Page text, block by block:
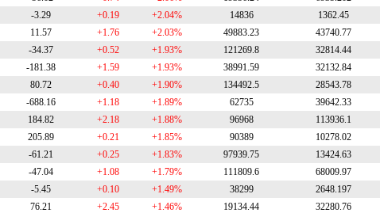
-3.29 +0.19 +2.04% 14836 1362.45
11.57 +1.76 +2.03% 49883.23 43740.77
-34.37 +0.52 +1.93% 121269.8 32814.44
-181.38 +1.59 +1.93% 38991.59 32132.84
80.72 +0.40 +1.90% 134492.5 28543.78
-688.16 +1.18 +1.89% 62735 39642.33
184.82 +2.18 +1.88% 96968 113936.1
205.89 +0.21 +1.85% 90389 10278.02
-61.21 +0.25 +1.83% 97939.75 13424.63
-47.04 +1.08 +1.79% 111809.6 68009.97
-5.45 +0.10 +1.49% 38299 2648.197
76.21 +2.45 +1.46% 19134.44 32280.76